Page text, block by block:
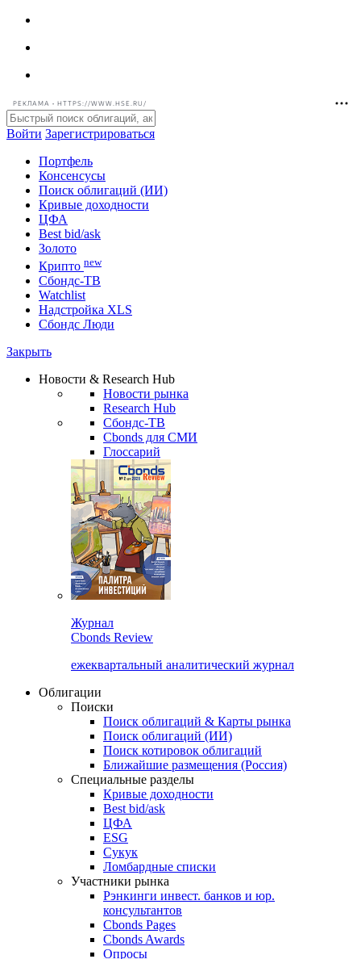
РЕКЛАМА • HTTPS://WWW.HSE.RU/
Войти Зарегистрироваться
Портфель
Консенсусы
Поиск облигаций (ИИ)
Кривые доходности
ЦФА
Best bid/ask
Золото
Крипто new
Watchlist
Сбондс Люди
Новости & Research Hub
Новости рынка
Research Hub
Сбондс-ТВ
Cbonds для СМИ
Глоссарий
Cbonds Review
ежеквартальный аналитический журнал
Облигации
Поиски
Поиск облигаций & Карты рынка
Поиск облигаций (ИИ)
Поиск котировок облигаций
Ближайшие размещения (Россия)
Специальные разделы
Кривые доходности
Best bid/ask
ЦФА
ESG
Сукук
Ломбардные списки
Участники рынка
Рэнкинги инвест. банков и юр.